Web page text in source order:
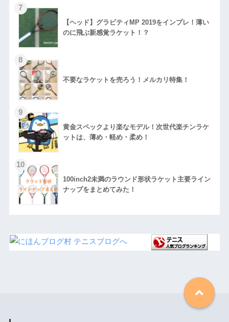
【ヘッド】グラビティMP 2019をインプレ！薄い
のに飛ぶ新感覚ラケット！？
不要なラケットを売ろう！メルカリ特集！
黄金スペックより楽なモデル！次世代楽チンラケ
ットは、薄め・軽め・柔め！
100inch2未満のラウンド形状ラケット主要ライン
ナップをまとめてみた！